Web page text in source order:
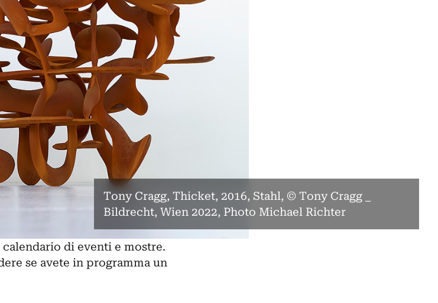
Tony Cragg, Thicket, 2016, Stahl, © Tony Cragg _
Bildrecht, Wien 2022, Photo Michael Richter
di eventi e mostre.
se avete in programma un